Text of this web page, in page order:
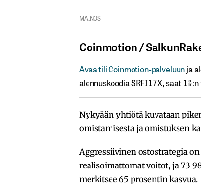
MAINOS
Coinmotion​ /
Avaa​ ​tili​ ​Coinmotion-palveluunja
alennuskoodia​ ​SRFI17X,​ ​saat​
Nykyään yhtiötä kuvataan
omistamisesta ja omistuksen
Aggressiivinen ostostrategia
realisoimattomat voitot, ja 73
merkitsee 65 prosentin kasvua.